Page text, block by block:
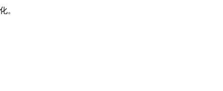
。